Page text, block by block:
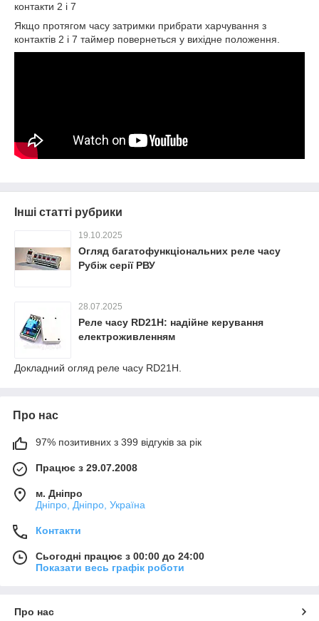
контакти 2 і 7
Якщо протягом часу затримки прибрати харчування з
контактів 2 і 7 таймер повернеться у вихідне положення.
Інші статті рубрики
19.10.2025
Огляд багатофункціональних реле часу
Рубіж серії РВУ
28.07.2025
Реле часу RD21H: надійне керування
електроживленням
Докладний огляд реле часу RD21H.
Про нас
97% позитивних з 399 відгуків за рік
Працює з 29.07.2008
м. Дніпро
Дніпро, Дніпро, Україна
Контакти
Сьогодні працює з 00:00 до 24:00
Показати весь графік роботи
Про нас